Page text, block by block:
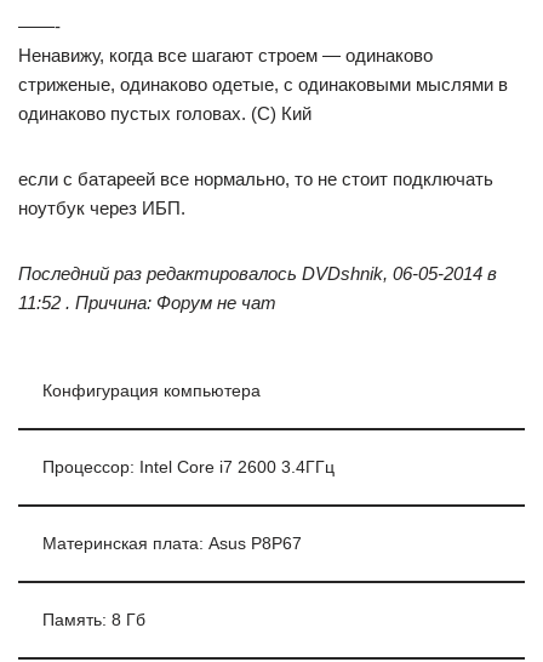
——-
Ненавижу, когда все шагают строем — одинаково
стриженые, одинаково одетые, с одинаковыми мыслями в
одинаково пустых головах. (С) Кий
если с батареей все нормально, то не стоит подключать
ноутбук через ИБП.
Последний раз редактировалось DVDshnik, 06-05-2014 в
11:52 . Причина: Форум не чат
Конфигурация компьютера
Процессор: Intel Core i7 2600 3.4ГГц
Материнская плата: Asus P8P67
Память: 8 Гб